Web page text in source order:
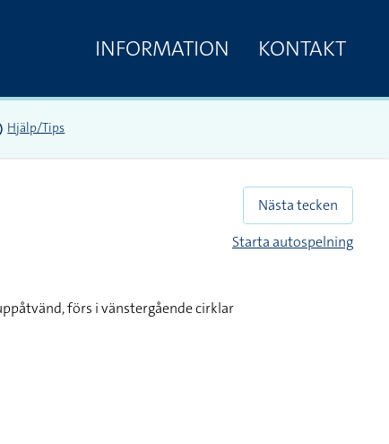
INFORMATION KONTAKT
Hjälp/Tips
Nästa tecken
Starta autospelning
förs i vänstergående cirklar